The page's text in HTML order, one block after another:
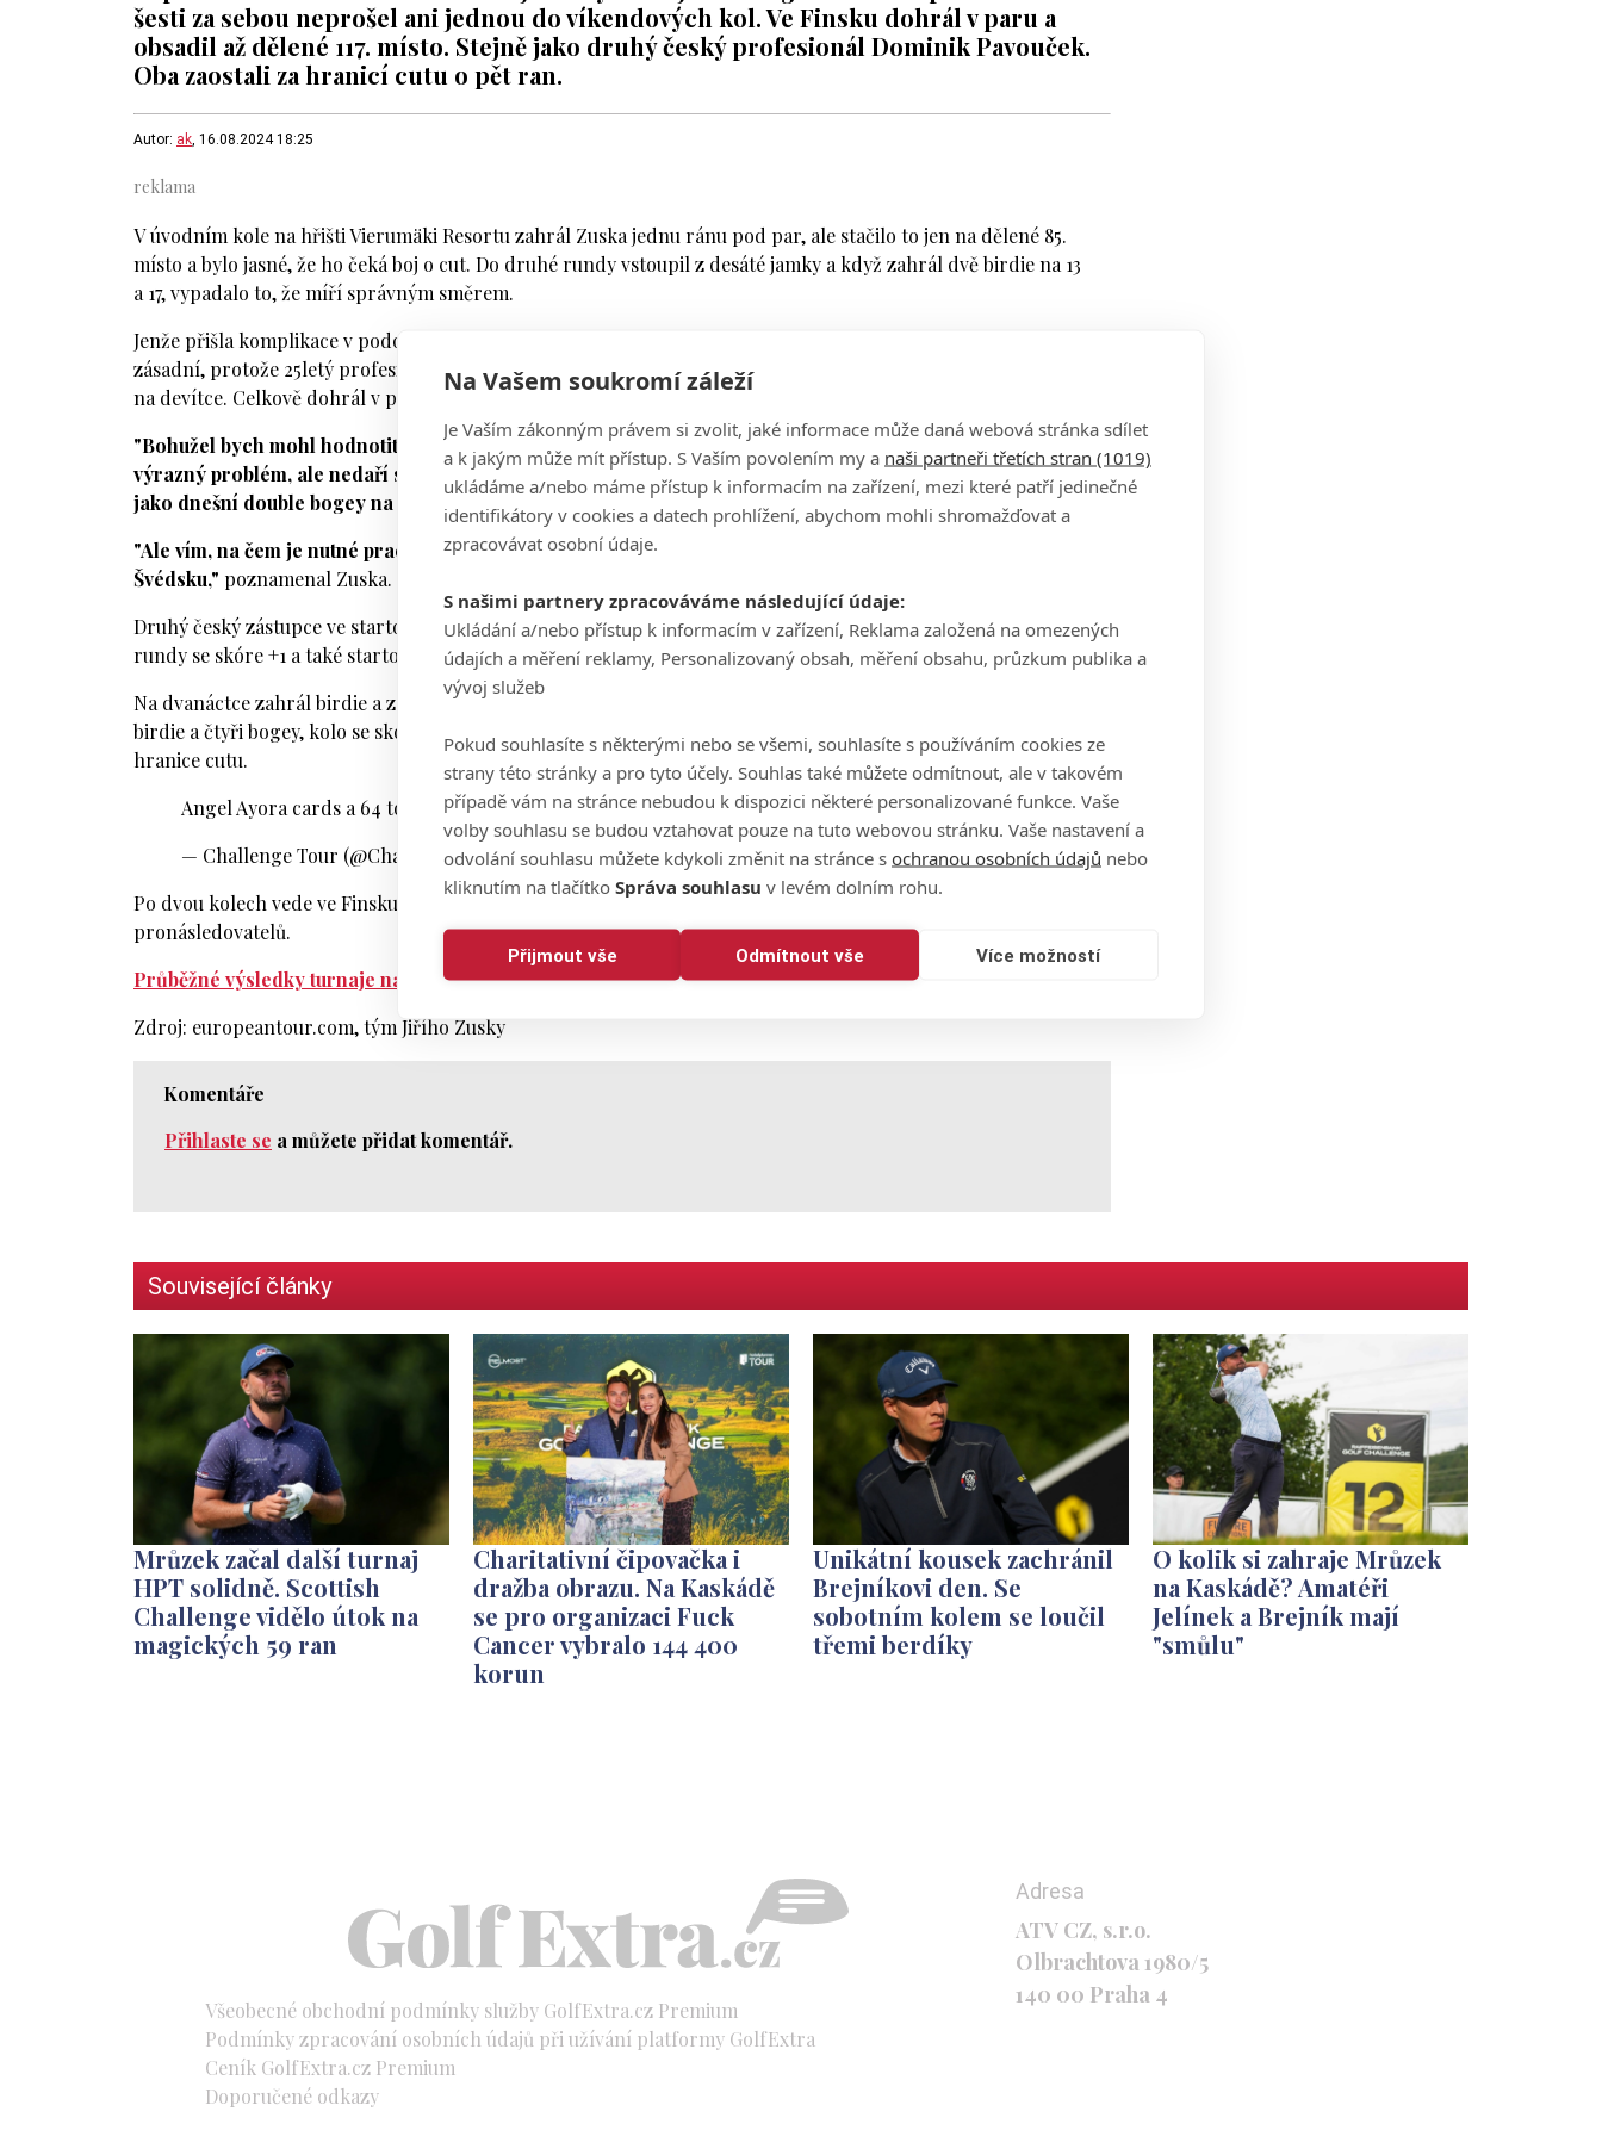
Na Vašem soukromí záleží
Je Vaším zákonným právem si zvolit, jaké informace může daná webová stránka sdílet
a k jakým může mít přístup. S Vaším povolením my a naši partneři třetích stran (1019)
ukládáme a/nebo máme přístup k informacím na zařízení, mezi které patří jedinečné
identifikátory v cookies a datech prohlížení, abychom mohli shromažďovat a
zpracovávat osobní údaje.
S našimi partnery zpracováváme následující údaje:
Ukládání a/nebo přístup k informacím v zařízení, Reklama založená na omezených
údajích a měření reklamy, Personalizovaný obsah, měření obsahu, průzkum publika a
vývoj služeb
Pokud souhlasíte s některými nebo se všemi, souhlasíte s používáním cookies ze
strany této stránky a pro tyto účely. Souhlas také můžete odmítnout, ale v takovém
případě vám na stránce nebudou k dispozici některé personalizované funkce. Vaše
volby souhlasu se budou vztahovat pouze na tuto webovou stránku. Vaše nastavení a
odvolání souhlasu můžete kdykoli změnit na stránce s ochranou osobních údajů nebo
kliknutím na tlačítko Správa souhlasu v levém dolním rohu.
Přijmout vše Odmítnout vše Více možností
šesti za sebou neprošel ani jednou do víkendových kol. Ve Finsku dohrál v paru a
obsadil až dělené 117. místo. Stejně jako druhý český profesionál Dominik Pavouček.
Oba zaostali za hranicí cutu o pět ran.
Autor: ak, 16.08.2024 18:25
V úvodním kole na hřišti Vierumäki Resortu zahrál Zuska jednu ránu pod par, ale stačilo to jen na dělené 85.
místo a bylo jasné, že ho čeká boj o cut. Do druhé rundy vstoupil z desáté jamky a když zahrál dvě birdie na 13
a 17, vypadalo to, že míří správným směrem.
Jenže přišla komplikace v podobě double bogey na pětiparové osmnáctce. Ta se ukázala pro další vývoj kola jako
zásadní, protože 25letý profesionál už na zbývajících devíti jamkách ani jednou neskóroval a kolo uzavřel bogey
na devítce. Celkově dohrál v paru, a to stačilo jen na umístění ve druhé stovce na dělené 117. pozici.
"Bohužel bych mohl hodnotit tento týden stejně jako ten minulý. Hra v poli se mi daří, nemám nějaký
výrazný problém, ale nedaří se mi skórovat. A tady to bylo nutné. A samozřejmě, nemohou přicházet ztráty
jako dnešní double bogey na osmnáctce,"
hodnotil Zuska zklamaně své vystoupení ve Finsku.
"Ale vím, na čem je nutné pracovat, aby přišly lepší výsledky. Příští týden startuji na dalším turnaji ve
Švédsku," poznamenal Zuska.
Druhý český zástupce ve startovním poli podniku Challenge Tour ve Finsku Dominik Pavouček šel do druhé
rundy se skóre +1 a také startoval z desítky.
Na dvanáctce zahrál birdie a zahájil tím zajímavou "přestřelku", během střídal zisky a ztráty. Nakonec zahrál pět
birdie a čtyři bogey, kolo se skóre -1 a obě kola celkově v paru. Obsadil tak stejnou pozici jako Zuska. Pět ran od
hranice cutu.
Angel Ayora cards a 64 to move into the lead on -12 🤯#VierumakiCTpic.twitter.com/8meY5sml0P
— Challenge Tour (@Challenge_Tour)August 16, 2024
Po dvou kolech vede ve Finsku Španěl Angel Ayora se skóre -12 s náskokem dvou ran před čtveřicí
pronásledovatelů.
Průběžné výsledky turnaje naleznete zde.
Zdroj: europeantour.com, tým Jiřího Zusky
Komentáře
Přihlaste se a můžete přidat komentář.
Související články
Mrůzek začal další turnaj
HPT solidně. Scottish
Challenge vidělo útok na
magických 59 ran
Charitativní čipovačka i
dražba obrazu. Na Kaskádě
se pro organizaci Fuck
Cancer vybralo 144 400
korun
Unikátní kousek zachránil
Brejníkovi den. Se
sobotním kolem se loučil
třemi berdíky
O kolik si zahraje Mrůzek
na Kaskádě? Amatéři
Jelínek a Brejník mají
"smůlu"
Všeobecné obchodní podmínky služby GolfExtra.cz Premium
Podmínky zpracování osobních údajů při užívání platformy GolfExtra
Ceník GolfExtra.cz Premium
Doporučené odkazy
Adresa
ATV CZ, s.r.o.
Olbrachtova 1980/5
140 00 Praha 4